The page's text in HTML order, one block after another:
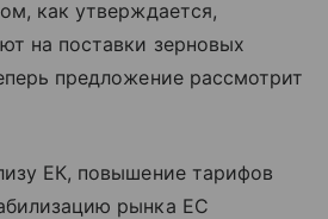
как утверждается,
на поставки зерновых
предложение рассмотрит
ЕК, повышение тарифов
рынка ЕС